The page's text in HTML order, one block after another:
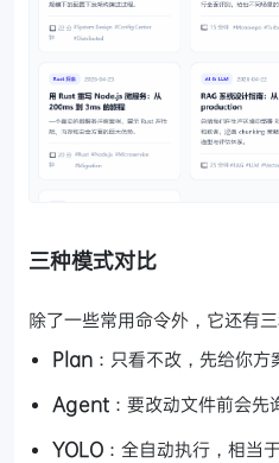
三种模式对比
除了一些常用命令外，它还有
Plan ：只看不改，先给你方
Agent ：要改动文件前会
YOLO ：全自动执行，相当